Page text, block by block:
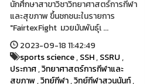
นักศึกษาสาขาวิชาวิทยาศาสตร์การกีฬา
และสุขภาพ ขึ้นชกชนะในรายการ
"FairtexFight มวยมันพันธุ์เ ...
2023-09-18 11:42:49
sports science,SSH,SSRU,
ประกาศ,วิทยาศาสตร์การกีฬาและ
สุขภาพ,วิทย์กีฬา,วิทย์กีฬาสวนนันท์,